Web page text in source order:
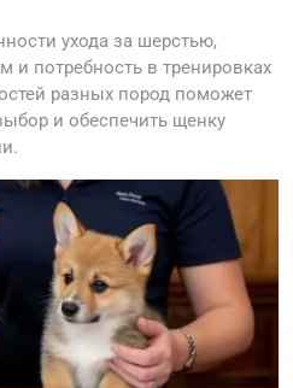
ухода за шерстью,
и потребность в тренировках
разных пород поможет
и обеспечить щенку